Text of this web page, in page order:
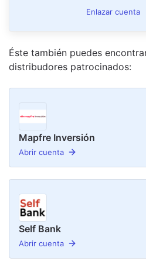
Enlazar cuenta
Éste también puedes
distribudores patrocinados:
Mapfre Inversión
Abrir cuenta
Self Bank
Abrir cuenta